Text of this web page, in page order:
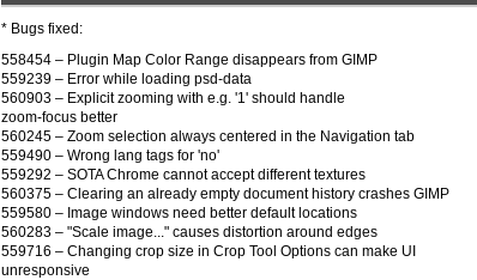
* Bugs fixed:
558454 – Plugin Map Color Range disappears from GIMP
559239 – Error while loading psd-data
560903 – Explicit zooming with e.g. '1' should handle
zoom-focus better
560245 – Zoom selection always centered in the Navigation tab
559490 – Wrong lang tags for 'no'
559292 – SOTA Chrome cannot accept different textures
560375 – Clearing an already empty document history crashes GIMP
559580 – Image windows need better default locations
560283 – "Scale image..." causes distortion around edges
559716 – Changing crop size in Crop Tool Options can make UI
unresponsive